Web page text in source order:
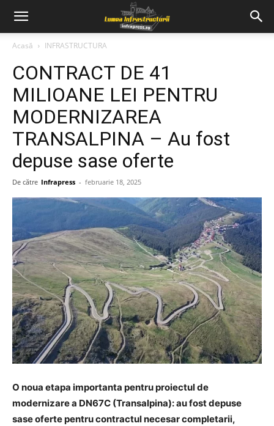
Acasă INFRASTRUCTURA
CONTRACT DE 41
MILIOANE LEI PENTRU
MODERNIZAREA
TRANSALPINA – Au fost
depuse sase oferte
De către Infrapress - februarie 18, 2025
O noua etapa importanta pentru proiectul de
modernizare a DN67C (Transalpina): au fost depuse
sase oferte pentru contractul necesar completarii,